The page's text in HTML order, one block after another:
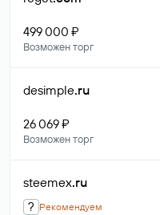
499 000 ₽
Возможен торг
desimple.ru
26 069 ₽
Возможен торг
steemex.ru
? Рекомендуем